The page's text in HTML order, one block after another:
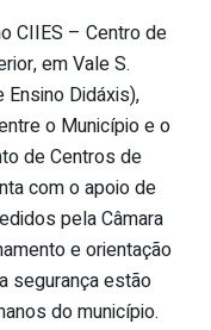
CIIES – Centro de
em Vale S.
Didáxis),
o Município e o
de Centros de
com o apoio de
pela Câmara
e orientação
segurança estão
do município.